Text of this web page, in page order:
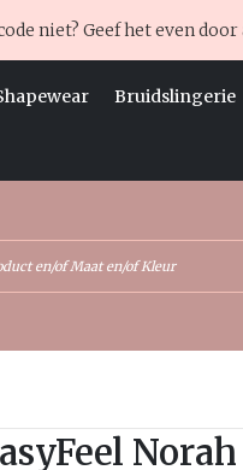
niet? Geef het even door
Bruidslingerie